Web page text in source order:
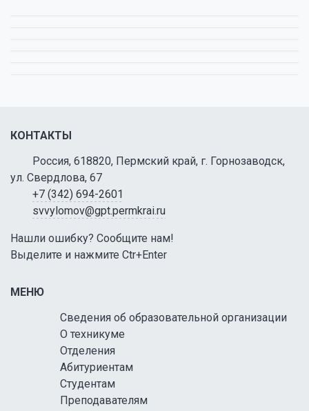
КОНТАКТЫ
Россия, 618820, Пермский край, г. Горнозаводск,
ул. Свердлова, 67
+7 (342) 694-2601
svvylomov@gpt.permkrai.ru
Нашли ошибку? Сообщите нам!
Выделите и нажмите Ctr+Enter
МЕНЮ
Сведения об образовательной организации
О техникуме
Отделения
Абитуриентам
Студентам
Преподавателям